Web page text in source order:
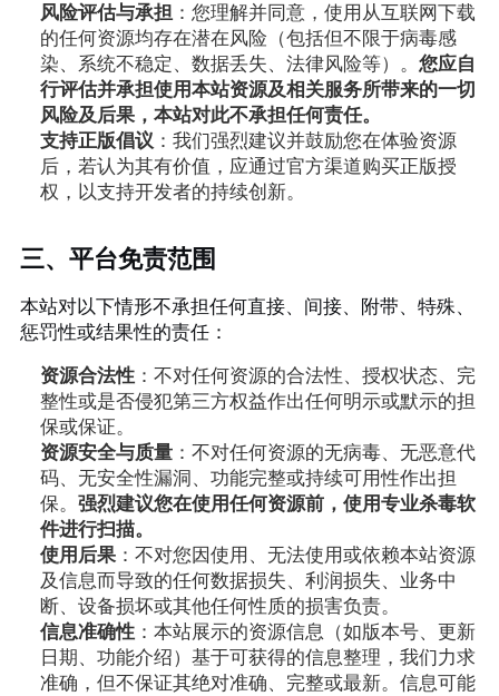
风险评估与承担：您理解并同意，使用从互联网下载
的任何资源均存在潜在风险（包括但不限于病毒感
染、系统不稳定、数据丢失、法律风险等）。 您应自
行评估并承担使用本站资源及相关服务所带来的一切
风险及后果，本站对此不承担任何责任。
支持正版倡议 ：我们强烈建议并鼓励您在体验资源
后，若认为其有价值，应通过官方渠道购买正版授
权，以支持开发者的持续创新。
三、平台免责范围
本站对以下情形不承担任何直接、间接、附带、特殊、
惩罚性或结果性的责任：
资源合法性：不对任何资源的合法性、授权状态、完
整性或是否侵犯第三方权益作出任何明示或默示的担
保或保证。
资源安全与质量：不对任何资源的无病毒、无恶意代
码、无安全性漏洞、功能完整或持续可用性作出担
保。 强烈建议您在使用任何资源前，使用专业杀毒软
件进行扫描。
使用后果：不对您因使用、无法使用或依赖本站资源
及信息而导致的任何数据损失、利润损失、业务中
断、设备损坏或其他任何性质的损害负责。
信息准确性：本站展示的资源信息（如版本号、更新
日期、功能介绍）基于可获得的信息整理，我们力求
准确，但不保证其绝对准确、完整或最新。信息可能